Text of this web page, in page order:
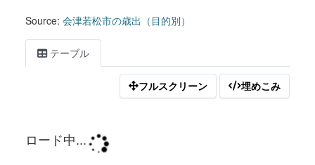
Source: 会津若松市の歳出（目的別）
テーブル
フルスクリーン 埋めこみ